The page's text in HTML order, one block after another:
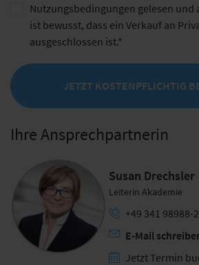
Nutzungsbedingungen gelesen und
ist bewusst, dass ein Verkauf an
ausgeschlossen ist.
JETZT KOSTENPFLICHTIG
Ihre Ansprechpartnerin
Susan Drechsler
Leiterin Akademie
+49 341 98988-
E-Mail
Jetzt Termin